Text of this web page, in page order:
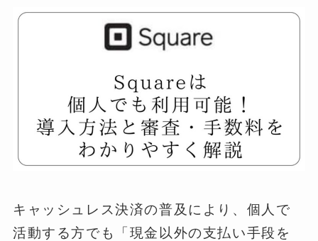
キャッシュレス決済の普及により、個人で
活動する方でも「現金以外の支払い手段を